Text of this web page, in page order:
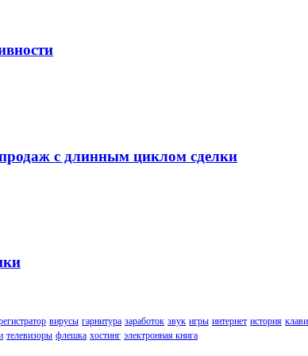
с длинным циклом сделки
вирусы гарнитура заработок звук игры интернет история
телевизоры флешка хостинг электронная книга